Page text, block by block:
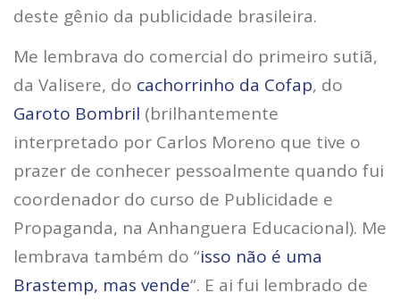
deste gênio da publicidade brasileira.
Me lembrava do comercial do primeiro sutiã,
da Valisere, do cachorrinho da Cofap, do
Garoto Bombril (brilhantemente
interpretado por Carlos Moreno que tive o
prazer de conhecer pessoalmente quando fui
coordenador do curso de Publicidade e
Propaganda, na Anhanguera Educacional). Me
lembrava também do “isso não é uma
Brastemp, mas vende“. E ai fui lembrado de